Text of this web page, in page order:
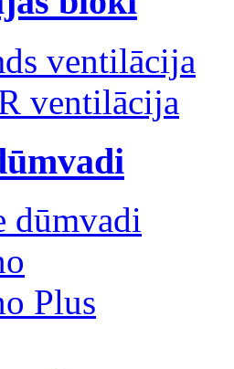
ventilācija
ventilācija
dūmvadi
Plus